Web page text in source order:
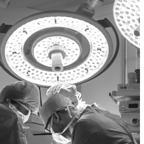
de santé devant les
administratives ou ordinales.
médecins, établissements
dans les dossiers
médicale,
ou de réclamations
approche repose sur une
des données médicales et
que sur une collaboration
concernés.